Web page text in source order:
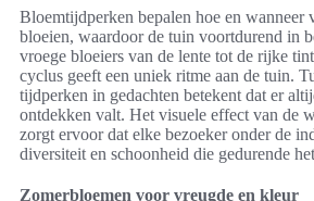
Bloemtijdperken bepalen hoe en wanneer
bloeien, waardoor de tuin voortdurend in
vroege bloeiers van de lente tot de rijke
cyclus geeft een uniek ritme aan de tuin.
tijdperken in gedachten betekent dat er
ontdekken valt. Het visuele effect van de
zorgt ervoor dat elke bezoeker onder de
diversiteit en schoonheid die gedurende
Zomerbloemen voor vreugde en kleur